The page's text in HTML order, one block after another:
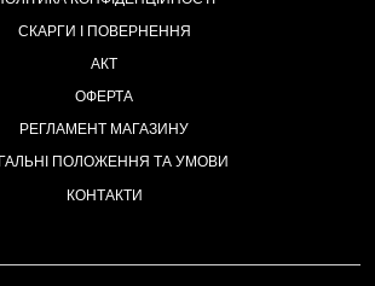
СКАРГИ І ПОВЕРНЕННЯ
АКТ
ОФЕРТА
РЕГЛАМЕНТ МАГАЗИНУ
ПОЛОЖЕННЯ ТА УМОВИ
КОНТАКТИ